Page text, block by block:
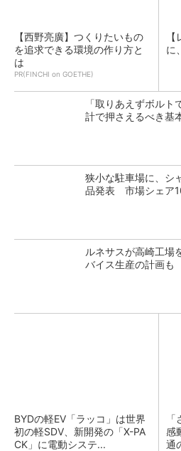
【西野亮廣】つくりたいもの
を追求できる環境の作り方と
は
PR(FINCHI on GOETHE)
に
「取りあえずボル
計で押さえるべき基
狭小な駐車場に、シ
品発表 市場シェア
ルネサスが高崎工場
バイス生産の計画も
BYDの軽EV「ラッコ」は世界
初の軽SDV、新開発の「X-PA
CK」に電動システ...
感
通